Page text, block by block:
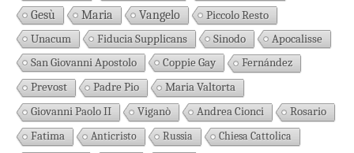
Gesù Maria Vangelo
Piccolo Resto
Unacum
Fiducia Supplicans Sinodo
Apocalisse
San Giovanni Apostolo
Coppie Gay
Fernández
Prevost
Padre Pio
Maria Valtorta
Giovanni Paolo II
Viganò Andrea Cionci
Rosario
Fatima
Anticristo Russia
Chiesa Cattolica